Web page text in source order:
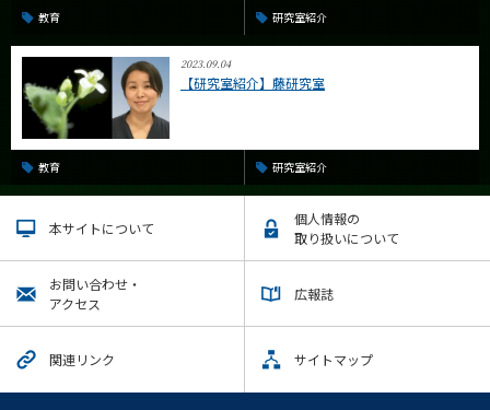
教育 研究室紹介
2023.09.04
【研究室紹介】藤研究室
教育 研究室紹介
本サイトについて
個人情報の
取り扱いについて
お問い合わせ・
アクセス
広報誌
関連リンク サイトマップ